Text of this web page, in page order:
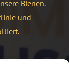
Bienen.
und